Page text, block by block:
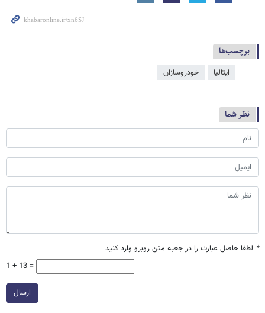
برچسب‌ها
ایتالیا خودروسازان
نظر شما
* لطفا حاصل عبارت را در جعبه متن روبرو وارد کنید
1 + 13 =
ارسال